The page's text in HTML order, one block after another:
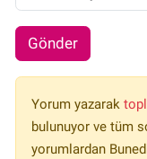
Gönder
Yorum yazarak
bulunuyor ve tüm
yorumlardan